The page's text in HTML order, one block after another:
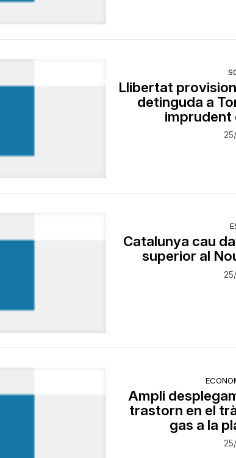
Llibertat
detinguda a
Catalunya cau
superior al
Ampli
trastorn en el
gas a la